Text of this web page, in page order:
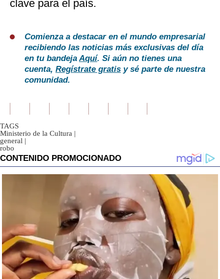
clave para el país.
Comienza a destacar en el mundo empresarial
recibiendo las noticias más exclusivas del día
en tu bandejaAquí. Si aún no tienes una
cuenta, Regístrate gratis y sé parte de nuestra
comunidad.
TAGS
Ministerio de la Cultura |
general |
robo